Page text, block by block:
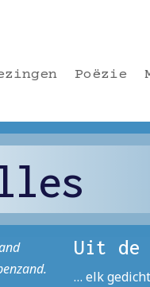
Poëzie
Uit de
… elk